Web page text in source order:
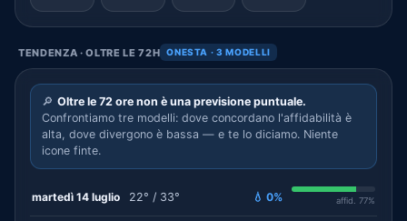
TENDENZA · OLTRE LE 72H ONESTA · 3 MODELLI
🔎 Oltre le 72 ore non è una previsione puntuale.
Confrontiamo tre modelli: dove concordano l'affidabilità è
alta, dove divergono è bassa — e te lo diciamo. Niente
icone finte.
martedì 14 luglio 22° / 33° 💧 0% affid. 77%